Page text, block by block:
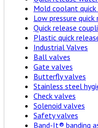
Mold coolant quick
Low pressure
Quick release
Plastic quick
Industrial Valves
Ball valves
Gate valves
Butterfly valves
Stainless steel
Check valves
Solenoid valves
Safety valves
Band-It® banding